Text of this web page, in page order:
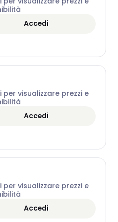
Accedi
per visualizzare prezzi e
Accedi
per visualizzare prezzi e
Accedi